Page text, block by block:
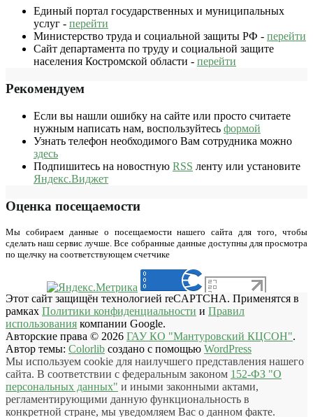
Единый портал государственных и муниципальных
услуг - перейти
Министерство труда и социальной защиты РФ - перейти
Сайт департамента по труду и социальной защите
населения Костромской области - перейти
Рекомендуем
Если вы нашли ошибку на сайте или просто считаете
нужным написать нам, воспользуйтесь формой
Узнать телефон необходимого Вам сотрудника можно
здесь
Подпишитесь на новостную RSS ленту или установите
Яндекс.Виджет
Оценка посещаемости
Мы собираем данные о посещаемости нашего сайта для того, чтобы
сделать наш сервис лучше. Все собранные данные доступны для просмотра
по щелчку на соответствующем счетчике
Этот сайт защищён технологией reCAPTCHA. Применятся в
рамках Политики конфиденциальности и Правил
использования компании Google.
Авторские права © 2026 ГАУ КО "Мантуровский КЦСОН".
Автор темы: Colorlib создано с помощью WordPress
Мы используем cookie для наилучшего представления нашего
сайта. В соответствии с федеральным законом 152-ФЗ "О
персональных данных" и иными законными актами,
регламентирующими данную функциональность в
конкретной стране, мы уведомляем Вас о данном факте.